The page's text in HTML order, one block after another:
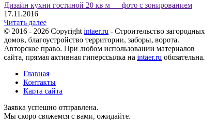
Дизайн кухни гостиной 20 кв м — фото с зонированием
17.11.2016
Читать далее
© 2016 - 2026 Copyright intaer.ru - Cтроительство загородных
домов, благоустройство территории, заборы, ворота.
Авторское право. При любом использовании материалов
сайта, прямая активная гиперссылка на intaer.ru обязательна.
Главная
Контакты
Карта сайта
Заявка успешно отправлена.
Мы скоро свяжемся с вами, ожидайте.